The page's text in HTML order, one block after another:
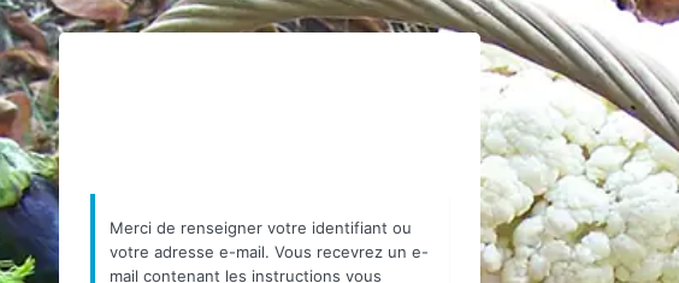
https://www.reseaucocagne.org
Merci de renseigner votre identifiant ou
votre adresse e-mail. Vous recevrez un e-
mail contenant les instructions vous